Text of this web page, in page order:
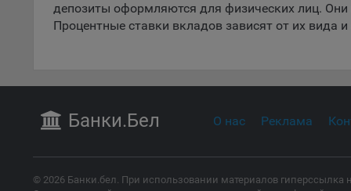
9.4.
для
9.5.
депозиты оформляются для физических лиц.
Процентные ставки вкладов зависят от их вида
Банки.Бел О нас Реклама
© 2026 Банки.бел. При использовании материалов гиперссылка